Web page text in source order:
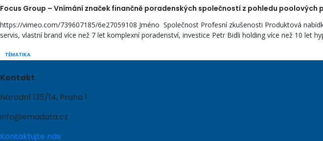
Focus Group – Vnímání značek finančně poradenských společností z pohledu poolových
TÉMATIKA
https://vimeo.com/739607185/6e27059108 Jméno Společnost Profesní zkušenosti Produktová
servis, vlastní brand více než 7 let komplexní poradenství, investice Petr Bidli holding více než 10 let
Kontakt
Národní 135/14, Praha 1
info@emadata.cz
Kontaktujte nás